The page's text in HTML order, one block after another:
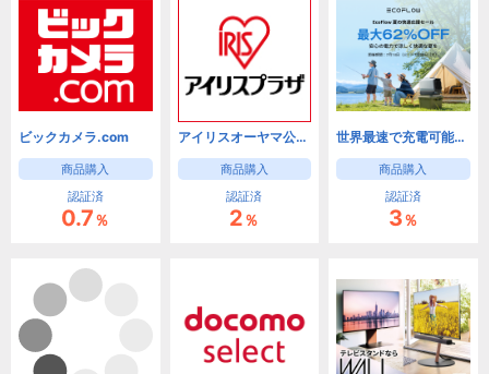
ビックカメラ.com
商品購入
認証済
0.7％
アイリスオーヤマ公式通販サイト【アイリスプラザ】
商品購入
認証済
2％
世界最速で充電可能なポータブル電源 【EcoFlow（エコフロー）】 公式通販サイト
商品購入
認証済
3％